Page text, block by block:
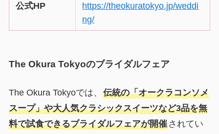
公式HP
https://theokuratokyo.jp/weddi
ng/
The Okura Tokyoのブライダルフェア
The Okura Tokyoでは、 伝統の「オークラコンソメ
スープ」や大人気クラシックスイーツなど3品を無
料で試食できるブライダルフェアが開催されてい